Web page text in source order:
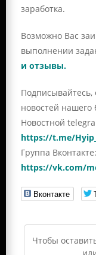
заработка.
Возможно Вас
выполнении
и отзывы.
Подписывайтесь,
новостей нашего
Новостной
https://t.me/
Группа Вконтакте:
https://vk.com/
Вконтакте
Чтобы